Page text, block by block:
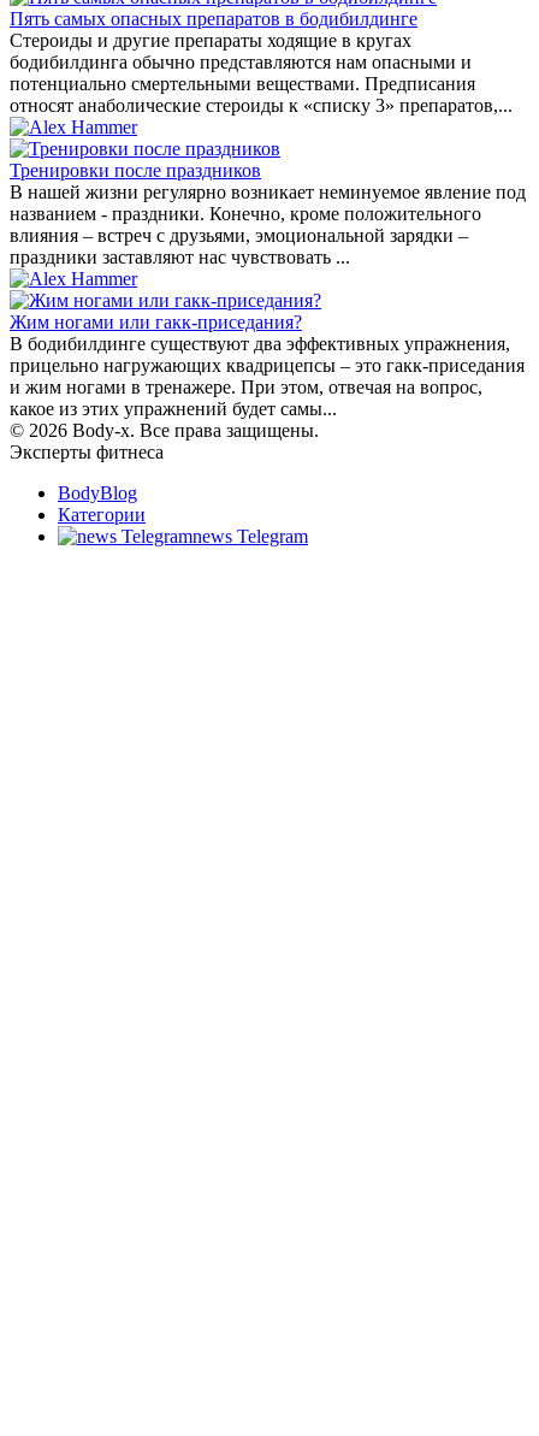
Пять самых опасных препаратов в бодибилдинге
Стероиды и другие препараты ходящие в кругах
бодибилдинга обычно представляются нам опасными и
потенциально смертельными веществами. Предписания
относят анаболические стероиды к «списку 3» препаратов,...
Тренировки после праздников
В нашей жизни регулярно возникает неминуемое явление под
названием - праздники. Конечно, кроме положительного
влияния – встреч с друзьями, эмоциональной зарядки –
праздники заставляют нас чувствовать ...
Жим ногами или гакк-приседания?
В бодибилдинге существуют два эффективных упражнения,
прицельно нагружающих квадрицепсы – это гакк-приседания
и жим ногами в тренажере. При этом, отвечая на вопрос,
какое из этих упражнений будет самы...
© 2026 Body-x. Все права защищены.
Эксперты фитнеса
BodyBlog
Категории
news Telegram